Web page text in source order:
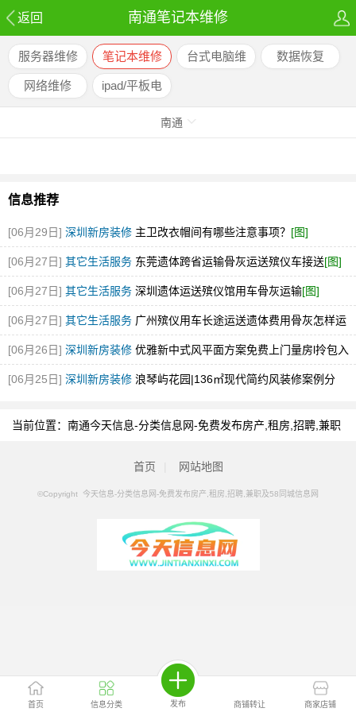
返回 南通笔记本维修
首页 信息分类 发布 商铺转让 商家店铺
服务器维修 笔记本维修
台式电脑维
数据恢复
网络维修
ipad/平板电
脑维修
南通
信息推荐
[06月29日] 深圳新房装修 主卫改衣帽间有哪些注意事项？ [图]
[06月27日] 其它生活服务 东莞遗体跨省运输骨灰运送殡仪车接送[图]
[06月27日] 其它生活服务 深圳遗体运送殡仪馆用车骨灰运输[图]
[06月27日] 其它生活服务 广州殡仪用车长途运送遗体费用骨灰怎样运
输[图]
[06月26日] 深圳新房装修 优雅新中式风平面方案免费上门量房l拎包入
住！[图]
[06月25日] 深圳新房装修 浪琴屿花园|136㎡现代简约风装修案例分
当前位置： 南通今天信息-分类信息网-免费发布房产,租房,招聘,兼职
首页 网站地图
©Copyright 今天信息-分类信息网-免费发布房产,租房,招聘,兼职及58同城信息网